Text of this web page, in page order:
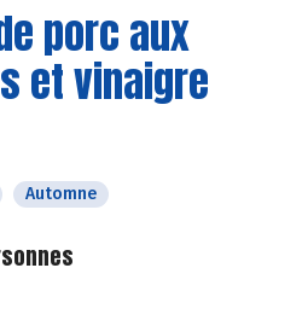
porc aux
et vinaigre
Automne